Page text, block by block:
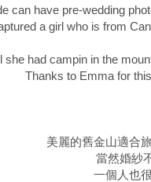
can have pre-wedding
a girl who is from
she had campin in the
Thanks to Emma for
美麗的舊金山適合
當然婚紗
一個人也